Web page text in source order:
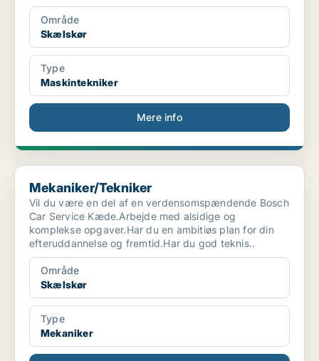
Område
Skælskør
Type
Maskintekniker
Mere info
Mekaniker/Tekniker
Mekaniker/Tekniker
Vil du være en del af en verdensomspændende Bosch
Car Service Kæde.Arbejde med alsidige og
komplekse opgaver.Har du en ambitiøs plan for din
efteruddannelse og fremtid.Har du god teknis..
Område
Skælskør
Type
Mekaniker